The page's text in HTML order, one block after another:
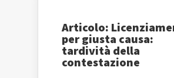
Articolo:
per giusta causa:
tardività della
contestazione